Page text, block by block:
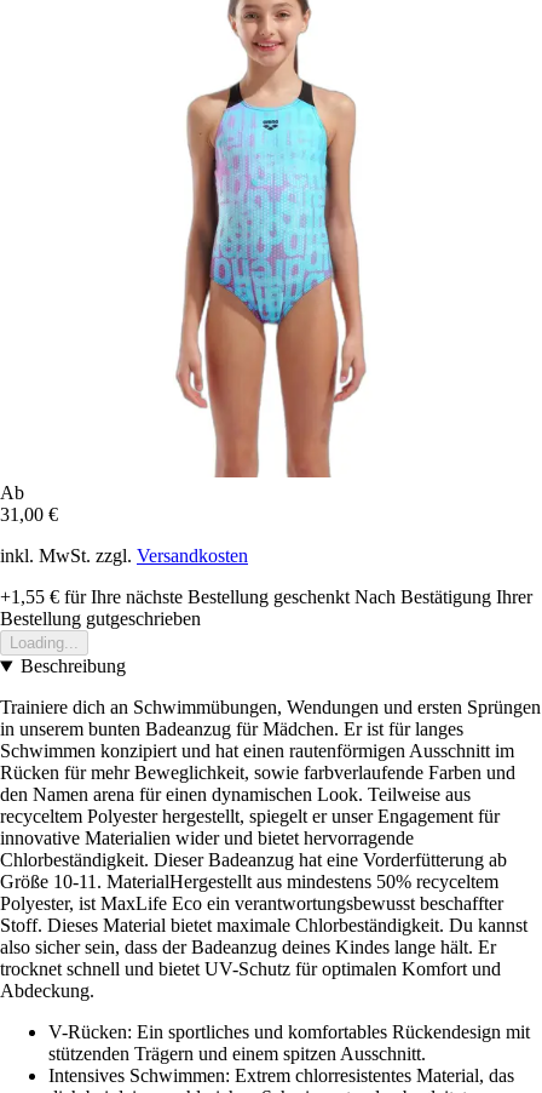
Ab
31,00 €
inkl. MwSt. zzgl. Versandkosten
+1,55 € für Ihre nächste Bestellung geschenkt Nach Bestätigung Ihrer
Bestellung gutgeschrieben
Loading...
Beschreibung
Trainiere dich an Schwimmübungen, Wendungen und ersten Sprüngen
in unserem bunten Badeanzug für Mädchen. Er ist für langes
Schwimmen konzipiert und hat einen rautenförmigen Ausschnitt im
Rücken für mehr Beweglichkeit, sowie farbverlaufende Farben und
den Namen arena für einen dynamischen Look. Teilweise aus
recyceltem Polyester hergestellt, spiegelt er unser Engagement für
innovative Materialien wider und bietet hervorragende
Chlorbeständigkeit. Dieser Badeanzug hat eine Vorderfütterung ab
Größe 10-11. MaterialHergestellt aus mindestens 50% recyceltem
Polyester, ist MaxLife Eco ein verantwortungsbewusst beschaffter
Stoff. Dieses Material bietet maximale Chlorbeständigkeit. Du kannst
also sicher sein, dass der Badeanzug deines Kindes lange hält. Er
trocknet schnell und bietet UV-Schutz für optimalen Komfort und
Abdeckung.
V-Rücken: Ein sportliches und komfortables Rückendesign mit
stützenden Trägern und einem spitzen Ausschnitt.
Intensives Schwimmen: Extrem chlorresistentes Material, das